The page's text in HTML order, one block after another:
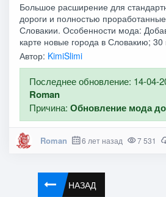
Большое расширение для
дороги и полностью
Словакии. Особенности мода:
карте новые города в Словакию;
Автор: KimiSlimi
Последнее обновление: 14-04-
Roman
Причина:Обновление мода
Roman 6 лет назад 7 531
НАЗАД